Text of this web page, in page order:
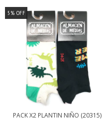
5 % OFF
PACK X2 PLANTIN NIÑO (20315)